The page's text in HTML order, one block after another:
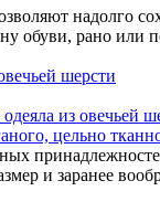
надолго
обуви, рано или
из овечьей
цельно
и заранее